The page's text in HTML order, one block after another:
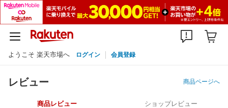
ようこそ 楽天市場へ ログイン 会員登録
レビュー 商品ページへ
商品レビュー ショップレビュー